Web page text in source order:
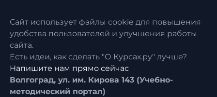
Сайт использует файлы cookie для повышения
удобства пользователей и улучшения работы
сайта.
Есть идеи, как сделать "О Курсах.ру" лучше?
Напишите нам прямо сейчас
Волгоград, ул. им. Кирова 143 (Учебно-
методический портал)